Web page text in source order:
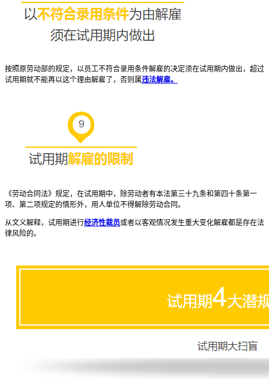
按照原劳动部的规定，以员工不符合录用条件解雇的决定须在试用期内做出，超过
试用期就不能再以这个理由解雇了，否则属违法解雇。
《劳动合同法》规定，在试用期中，除劳动者有本法第三十九条和第四十条第一
项、第二项规定的情形外，用人单位不得解除劳动合同。
从文义解释，试用期进行经济性裁员或者以客观情况发生重大变化解雇都是存在法
律风险的。